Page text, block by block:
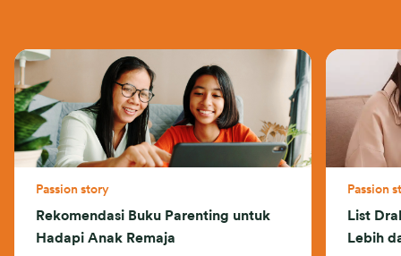
Passion story
Rekomendasi Buku Parenting untuk
Hadapi Anak Remaja
Passion
List
Lebih